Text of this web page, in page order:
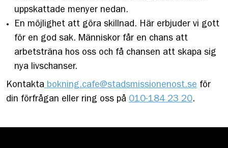
uppskattade menyer nedan.
En möjlighet att göra skillnad. Här erbjuder vi gott
för en god sak. Människor får en chans att
arbetsträna hos oss och få chansen att skapa sig
nya livschanser.
Kontakta bokning.cafe@stadsmissionenost.se för
din förfrågan eller ring oss på 010-184 23 20.